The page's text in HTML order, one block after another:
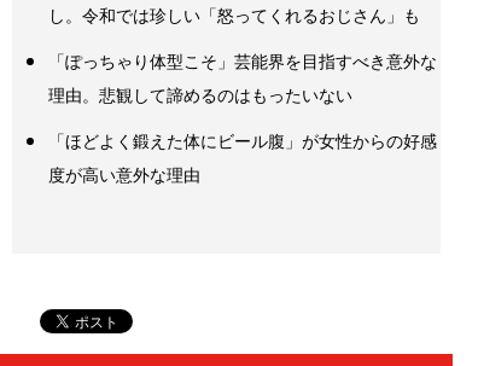
し。令和では珍しい「怒ってくれるおじさん」も
「ぽっちゃり体型こそ」芸能界を目指すべき意外な
理由。悲観して諦めるのはもったいない
「ほどよく鍛えた体にビール腹」が女性からの好感
度が高い意外な理由